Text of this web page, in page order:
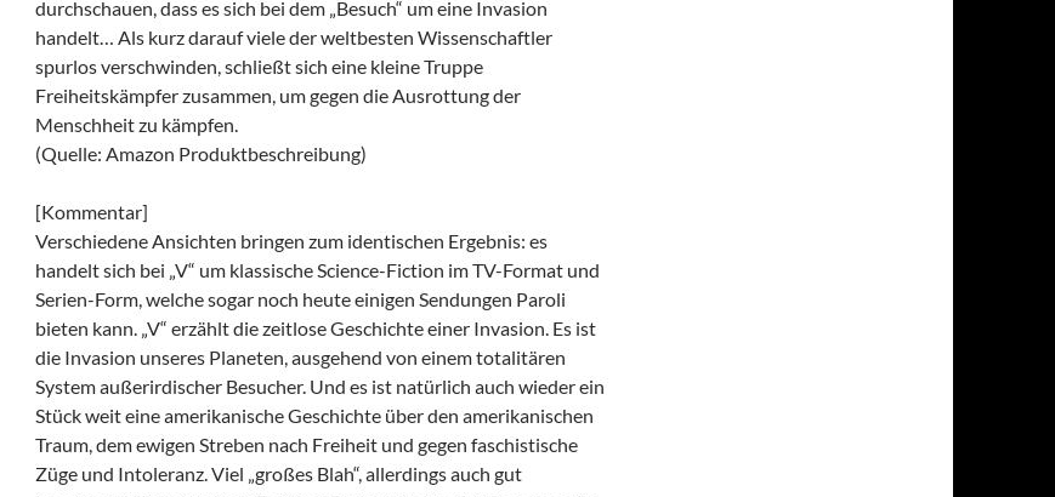
durchschauen, dass es sich bei dem „Besuch“ um eine Invasion
handelt… Als kurz darauf viele der weltbesten Wissenschaftler
spurlos verschwinden, schließt sich eine kleine Truppe
Freiheitskämpfer zusammen, um gegen die Ausrottung der
Menschheit zu kämpfen.
(Quelle: Amazon Produktbeschreibung)
[Kommentar]
Verschiedene Ansichten bringen zum identischen Ergebnis: es
handelt sich bei „V“ um klassische Science-Fiction im TV-Format und
Serien-Form, welche sogar noch heute einigen Sendungen Paroli
bieten kann. „V“ erzählt die zeitlose Geschichte einer Invasion. Es ist
die Invasion unseres Planeten, ausgehend von einem totalitären
System außerirdischer Besucher. Und es ist natürlich auch wieder ein
Stück weit eine amerikanische Geschichte über den amerikanischen
Traum, dem ewigen Streben nach Freiheit und gegen faschistische
Züge und Intoleranz. Viel „großes Blah“, allerdings auch gut